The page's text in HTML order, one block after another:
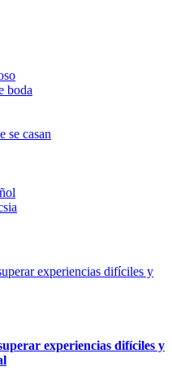
boda
se casan
experiencias difíciles y